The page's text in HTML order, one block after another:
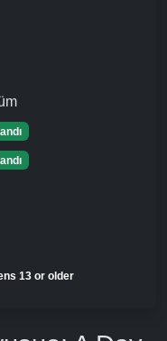
13 or older